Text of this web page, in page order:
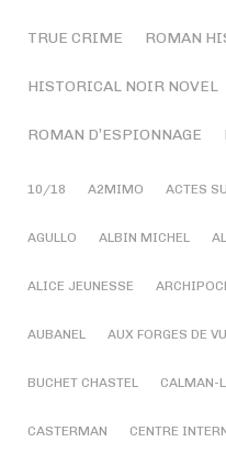
TRUE CRIME ROMAN
HISTORICAL NOIR NOVEL
ROMAN D’ESPIONNAGE
10/18 A2MIMO ACTES
AGULLO ALBIN MICHEL
ALICE JEUNESSE
AUBANEL AUX FORGES DE
BUCHET CHASTEL CALMAN-
CASTERMAN CENTRE